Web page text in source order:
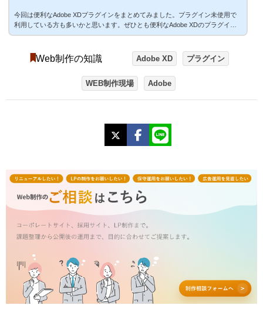
今回は便利なAdobe XDプラグインをまとめてみました。プラグイン未使用で
利用している方も多いかと思います。ぜひとも便利なAdobe XDのプラグイン
をお試しください！どこからプラグインをインストールするの？そもそも、ど
面を表示してみてください！下記のような画面が表示されますアイコンを簡単
につかえるプラグインIcondrop下記のような画面が表示され簡単にアイコンを
検索・挿入することが可能です！いちいちブラウザから持ってくる必要がない
Web制作の知識 Adobe XD プラグイン
WEB制作現場 Adobe
Facebook